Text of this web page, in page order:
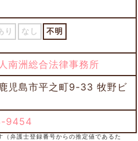
り なし 不明
南洲総合法律事務所
児島市平之町9-33 牧野ビ
9454
弁護士登録番号からの推定値であるた